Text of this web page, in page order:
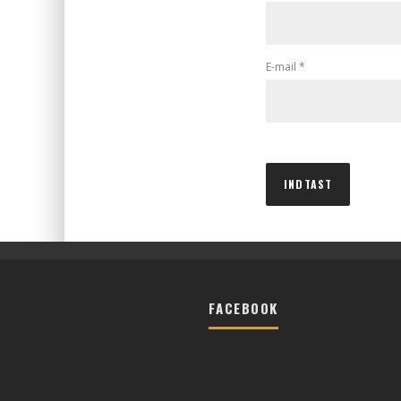
E-mail *
FACEBOOK